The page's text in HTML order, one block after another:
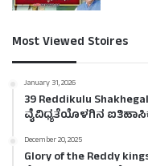
Most Viewed Stoires
January 31, 2026
39 Reddikulu
ವೈವಿಧ್ಯತೆಯೊಳಗಿನ
December 20, 2025
Glory of the Reddy